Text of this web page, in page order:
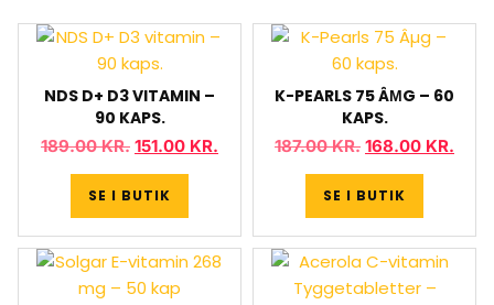
NDS D+ D3 VITAMIN –
90 KAPS.
189.00KR. 151.00 KR.
SE I BUTIK
K-PEARLS 75 ÂΜG – 60
KAPS.
187.00KR. 168.00 KR.
SE I BUTIK